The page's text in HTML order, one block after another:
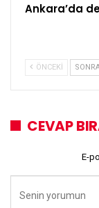
Ankara’da
ÖNCEKI
CEVAP
E-